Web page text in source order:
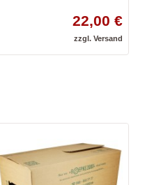
22,00 €
zzgl.Versand